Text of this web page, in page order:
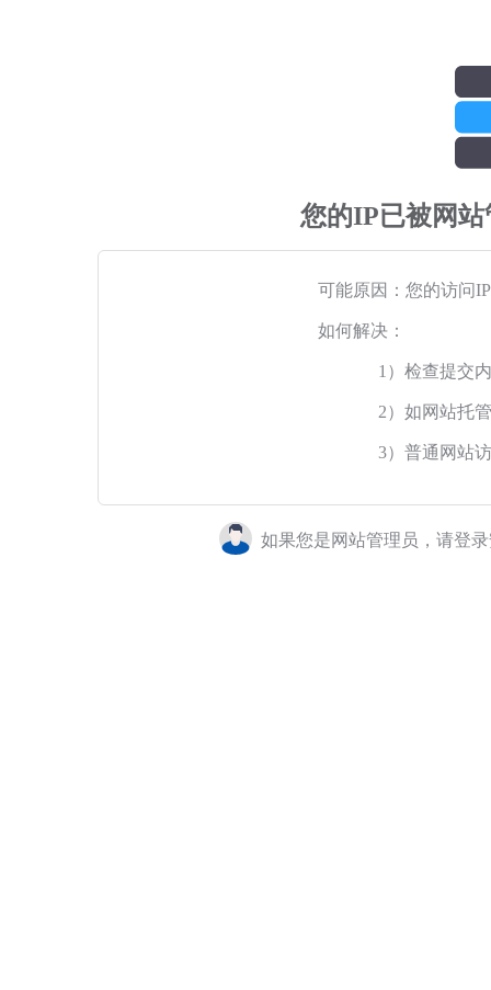
您的IP已被网
可能原因：您的访问
如何解决：
1）检查提交
2）如网站托
3）普通网站
如果您是网站管理员，请登